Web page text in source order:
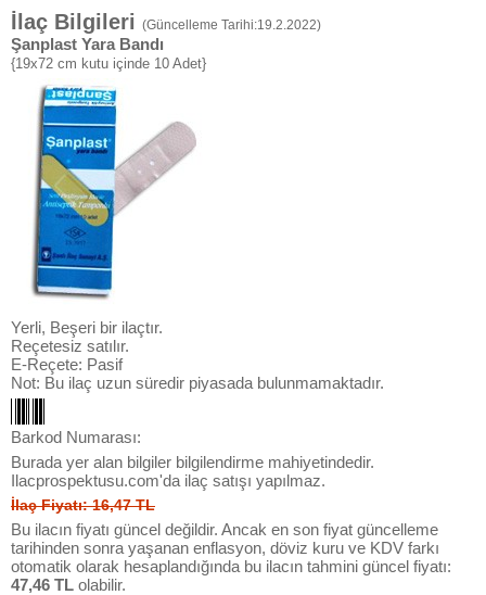
İlaç Bilgileri (Güncelleme Tarihi:19.2.2022)
Şanplast Yara Bandı
{19x72 cm kutu içinde 10 Adet}
Yerli, Beşeri bir ilaçtır.
Reçetesiz satılır.
E-Reçete: Pasif
Not: Bu ilaç uzun süredir piyasada bulunmamaktadır.
Barkod Numarası:
Burada yer alan bilgiler bilgilendirme mahiyetindedir.
Ilacprospektusu.com'da ilaç satışı yapılmaz.
İlaç Fiyatı: 16,47 TL
Bu ilacın fiyatı güncel değildir. Ancak en son fiyat güncelleme
tarihinden sonra yaşanan enflasyon, döviz kuru ve KDV farkı
otomatik olarak hesaplandığında bu ilacın tahmini güncel fiyatı:
47,46 TL olabilir.